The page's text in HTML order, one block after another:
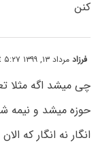
کنن
فرزادمرداد ۱۳, ۱۳۹۹ at ۵:۲۷ ب٫ظ
چی میشد اگه مثلا
حوزه میشد و نیمه
انگار نه انگار که